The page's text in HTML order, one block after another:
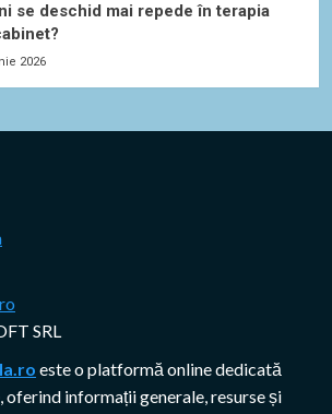
se deschid mai repede în terapia
2026
SRL
este o platformă online dedicată
, oferind informații generale, resurse și